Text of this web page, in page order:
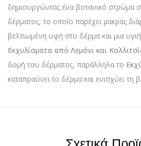
δημιουργώντας ένα βοτανικό στρώμα
δέρματος, το οποίο παρέχει μακράς
βελτιωμένη υφή στο δέρμα και μια
Εκχυλίσματα από Λεμόνι και
δομή του δέρματος, παράλληλα το
καταπραΰνει το δέρμα και ενισχύει τη